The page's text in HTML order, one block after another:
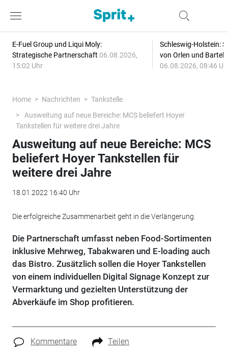
E-Fuel Group und Liqui Moly:
Strategische Partnerschaft 06.08.2026,
15:02 Uhr
Schleswig-Holstein:
von Orlen und
06.08.2026, 08:46
Home Nachrichten
Tankstelle
Ausweitung auf neue Bereiche: MCS beliefert Hoyer
Tankstellen für weitere drei Jahre
Ausweitung auf neue Bereiche: MCS
beliefert Hoyer Tankstellen für
weitere drei Jahre
18.01.2022 16:40 Uhr
Die erfolgreiche Zusammenarbeit geht in die Verlängerung.
Die Partnerschaft umfasst neben Food-Sortimenten
inklusive Mehrweg, Tabakwaren und E-loading auch
das Bistro. Zusätzlich sollen die Hoyer Tankstellen
von einem individuellen Digital Signage Konzept zur
Vermarktung und gezielten Unterstützung der
Abverkäufe im Shop profitieren.
Kommentare Teilen